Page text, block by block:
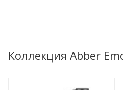
Коллекция Abber